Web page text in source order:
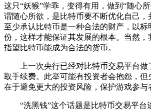
这只“妖猴”学乖，变得有用，做到“随心
谓随心所欲，是比特币要不断优化自己，
至少承认比特币是一种合法的财产，以标
份，这样才能保证其发展的根本。当然，
指望比特币能成为合法的货币。
上一次央行已经对比特币交易平台做
取手续费。此举可能有投资者会抱怨，但
在于避免更大的投资风险，保护游戏参与
“洗黑钱”这个话题是比特币交易平台